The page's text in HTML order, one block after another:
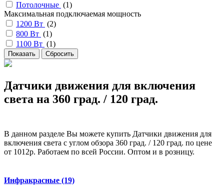
Потолочные (1)
Максимальная подключаемая мощность
1200 Вт (2)
800 Вт (1)
1100 Вт (1)
Датчики движения для включения
света на 360 град. / 120 град.
В данном разделе Вы можете купить Датчики движения для
включения света с углом обзора 360 град. / 120 град. по цене
от 1012р. Работаем по всей России. Оптом и в розницу.
Инфракрасные (19)